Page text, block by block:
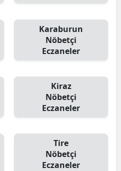
Karaburun
Nöbetçi
Eczaneler
Kiraz
Nöbetçi
Eczaneler
Tire
Nöbetçi
Eczaneler